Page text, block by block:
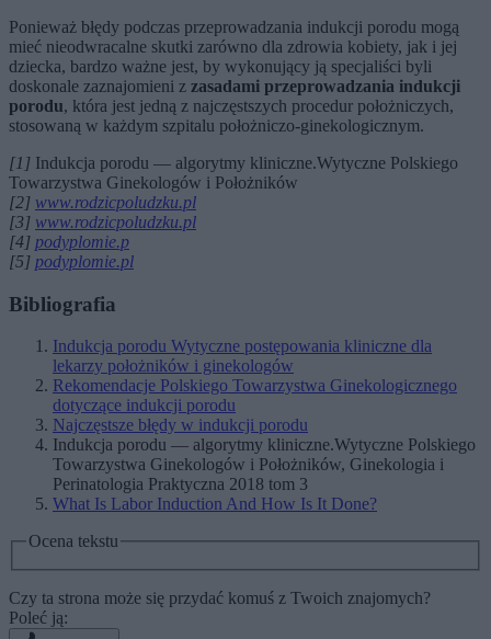
Ponieważ błędy podczas przeprowadzania indukcji porodu mogą
mieć nieodwracalne skutki zarówno dla zdrowia kobiety, jak i jej
dziecka, bardzo ważne jest, by wykonujący ją specjaliści byli
doskonale zaznajomieni z zasadami przeprowadzania indukcji
porodu, która jest jedną z najczęstszych procedur położniczych,
stosowaną w każdym szpitalu położniczo-ginekologicznym.
[1] Indukcja porodu — algorytmy kliniczne.Wytyczne Polskiego
Towarzystwa Ginekologów i Położników
[2] www.rodzicpoludzku.pl
[3] www.rodzicpoludzku.pl
[4] podyplomie.p
[5] podyplomie.pl
Bibliografia
Indukcja porodu Wytyczne postępowania kliniczne dla
lekarzy położników i ginekologów
Rekomendacje Polskiego Towarzystwa Ginekologicznego
dotyczące indukcji porodu
Najczęstsze błędy w indukcji porodu
Indukcja porodu — algorytmy kliniczne.Wytyczne Polskiego
Towarzystwa Ginekologów i Położników, Ginekologia i
Perinatologia Praktyczna 2018 tom 3
What Is Labor Induction And How Is It Done?
Ocena tekstu
Czy ta strona może się przydać komuś z Twoich znajomych?
Poleć ją: